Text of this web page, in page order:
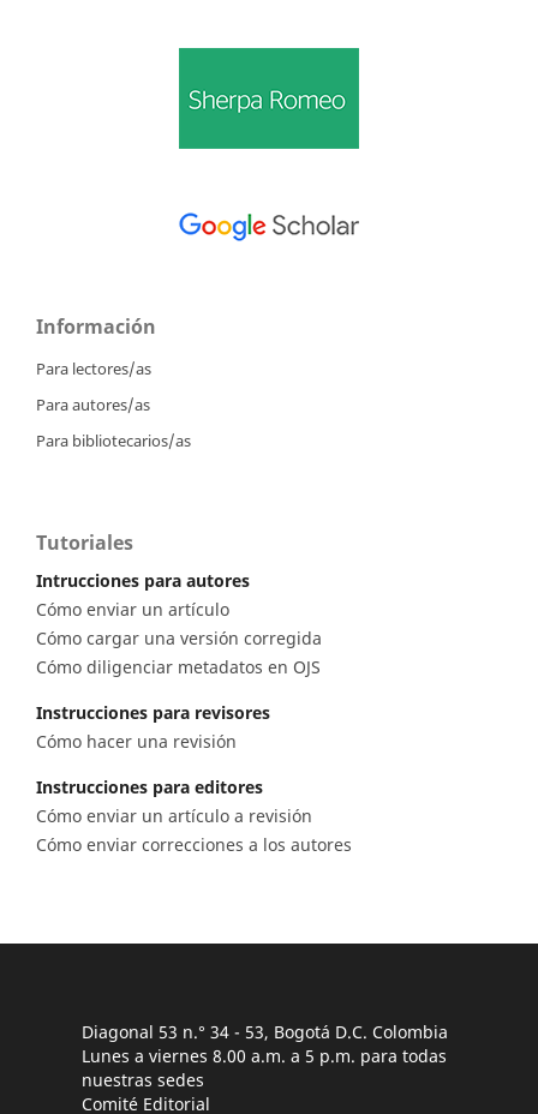
Información
Para lectores/as
Para autores/as
Para bibliotecarios/as
Tutoriales
Intrucciones para autores
Cómo enviar un artículo
Cómo cargar una versión corregida
Cómo diligenciar metadatos en OJS
Instrucciones para revisores
Cómo hacer una revisión
Instrucciones para editores
Cómo enviar un artículo a revisión
Cómo enviar correcciones a los autores
Diagonal 53 n.° 34 - 53, Bogotá D.C. Colombia
Lunes a viernes 8.00 a.m. a 5 p.m. para todas
nuestras sedes
Comité Editorial